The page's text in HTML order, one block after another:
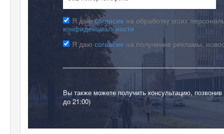
Я даюсогласие на обработку моих
конфиденциальности
Я даю согласие на получение рекламы,
Вы также можете получить консультацию,
до 21:00)